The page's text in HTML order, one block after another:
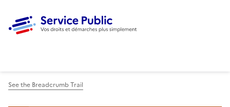
See the Breadcrumb Trail